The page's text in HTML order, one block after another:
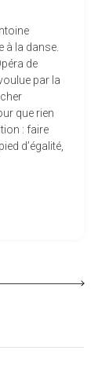
à la danse.
de
par la
que rien
: faire
d’égalité,
sur un plancher